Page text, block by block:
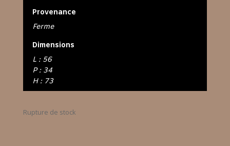
Provenance
Ferme
Dimensions
L : 56
P : 34
H : 73
Rupture de stock